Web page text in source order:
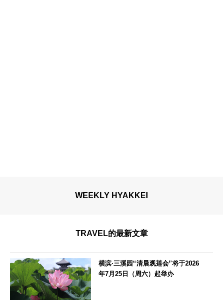
WEEKLY HYAKKEI
TRAVEL的最新文章
横滨·三溪园“清晨观莲会”将于2026
年7月25日（周六）起举办